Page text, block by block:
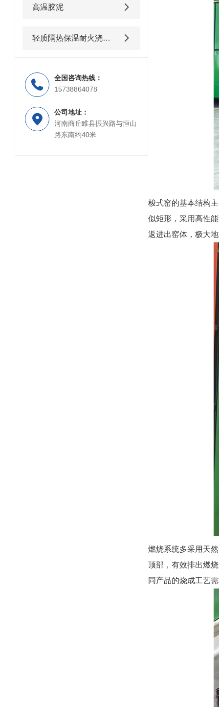
高温胶泥
轻质隔热保温耐火浇注料
全国咨询热线：
15738864078
公司地址：
河南商丘睢县振兴路与恒山
路东南约40米
梭式窑的基本结构
似矩形，采用高性
返进出窑体，极大
燃烧系统多采用天
顶部，有效排出燃
同产品的烧成工艺